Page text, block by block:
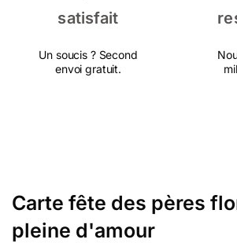
satisfait
Un soucis ? Second
envoi gratuit.
Carte fête des pères
pleine d'amour